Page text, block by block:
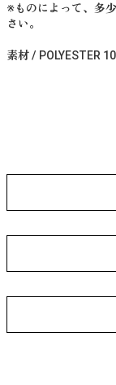
※ものによって、多
さい。
素材 / POLYESTER